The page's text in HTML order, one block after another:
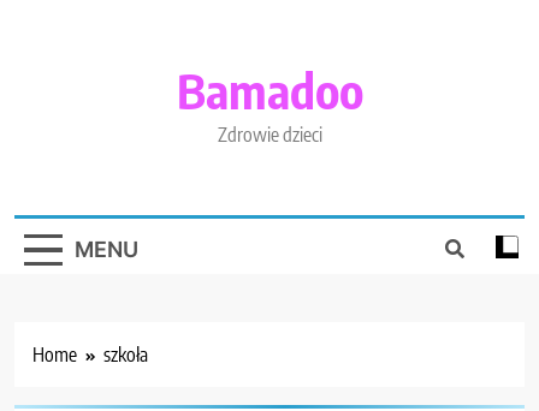
Bamadoo
Zdrowie dzieci
MENU
Home szkoła